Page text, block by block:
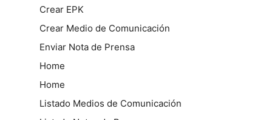
Crear EPK
Crear Medio de Comunicación
Enviar Nota de Prensa
Home
Home
Listado Medios de Comunicación